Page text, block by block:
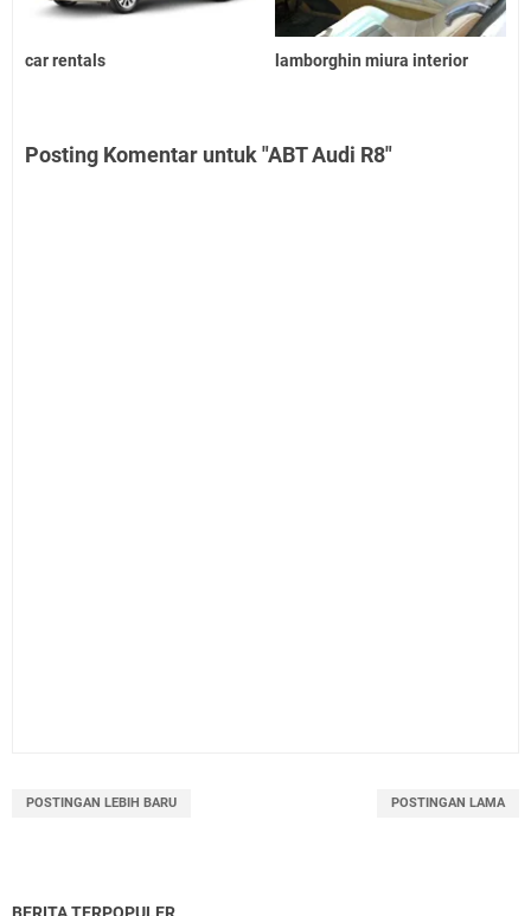
car rentals lamborghin miura interior
Posting Komentar untuk "ABT Audi R8"
POSTINGAN LEBIH BARU POSTINGAN LAMA
BERITA TERPOPULER